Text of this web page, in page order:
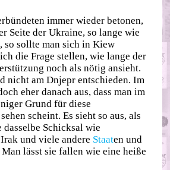
immer wieder betonen,
Seite der Ukraine, so lange wie
so sollte man sich in Kiew
die Frage stellen, wie lange der
noch als nötig ansieht.
nicht am Dnjepr entschieden. Im
eher danach aus, dass man im
Grund für diese
scheint. Es sieht so aus, als
Schicksal wie
und viele andere Staaten und
lässt sie fallen wie eine heiße